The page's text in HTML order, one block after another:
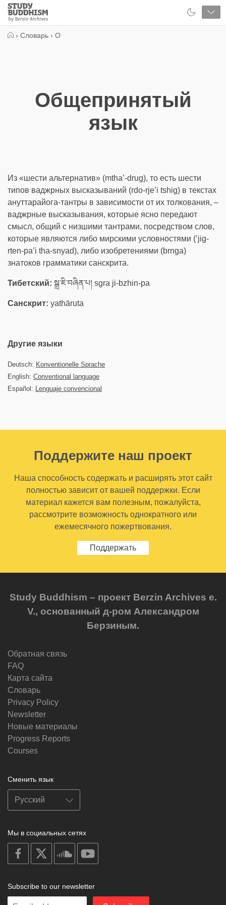
Close
Study
Buddhism
› Словарь › О
Общепринятый
язык
Из «шести альтернатив» (mtha’-drug), то есть шести
типов ваджрных высказываний (rdo-rje’i tshig) в текстах
ануттарайога-тантры в зависимости от их толкования, –
ваджрные высказывания, которые ясно передают
смысл, общий с низшими тантрами, посредством слов,
которые являются либо мирскими условностями (’jig-
rten-pa’i tha-snyad), либо изобретениями (brnga)
знатоков грамматики санскрита.
Тибетский: སྒྲ་ཇི་བཞིན་པ། sgra ji-bzhin-pa
Санскрит: yathāruta
Другие языки
Deutsch: Konventionelle Sprache
English: Conventional language
Español: Lenguaje convencional
Поддержите наш проект
Наша способность содержать и расширять этот сайт
полностью зависит от вашей поддержки. Если
материал кажется вам полезным, пожалуйста,
рассмотрите возможность однократного или
ежемесячного пожертвования.
Поддержать
Study Buddhism – проект Berzin Archives e.
V., основанный д-ром Александром
Берзиным.
Обратная связь
FAQ
Карта сайта
Словарь
Privacy Policy
Newsletter
Новые материалы
Progress Reports
Courses
Сменить язык
Мы в социальных сетях
on
facebook
soundcloud
Subscribe to our newsletter
Enter